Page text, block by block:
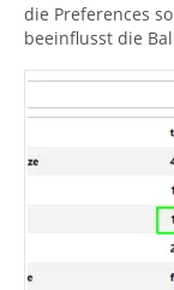
die Preferences
beeinflusst die